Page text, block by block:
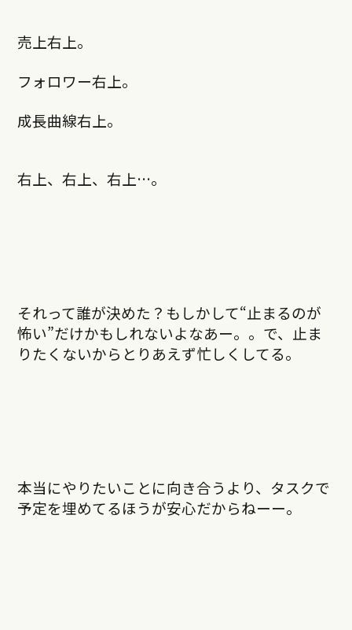
売上右上。
フォロワー右上。
成長曲線右上。
右上、右上、右上…。
それって誰が決めた？もしかして“止まるのが
怖い”だけかもしれないよなあー。。で、止ま
りたくないからとりあえず忙しくしてる。
本当にやりたいことに向き合うより、タスクで
予定を埋めてるほうが安心だからねーー。